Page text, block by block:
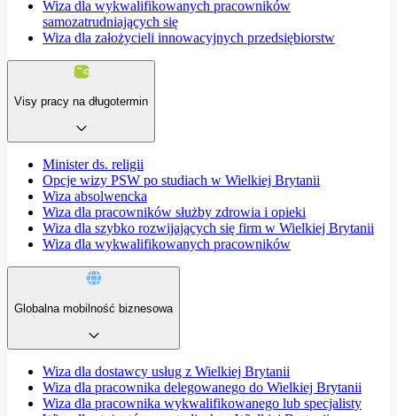
Wiza dla wykwalifikowanych pracowników
samozatrudniających się
Wiza dla założycieli innowacyjnych przedsiębiorstw
Visy pracy na długotermin
Minister ds. religii
Opcje wizy PSW po studiach w Wielkiej Brytanii
Wiza absolwencka
Wiza dla pracowników służby zdrowia i opieki
Wiza dla szybko rozwijających się firm w Wielkiej Brytanii
Wiza dla wykwalifikowanych pracowników
Globalna mobilność biznesowa
Wiza dla dostawcy usług z Wielkiej Brytanii
Wiza dla pracownika delegowanego do Wielkiej Brytanii
Wiza dla pracownika wykwalifikowanego lub specjalisty